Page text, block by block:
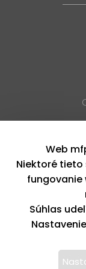
Copyright © 2026,
Web
Niektoré tieto
fungovanie
Súhlas